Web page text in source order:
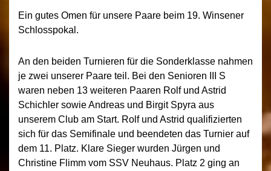
Ein gutes Omen für unsere Paare beim 19. Winsener
Schlosspokal.
An den beiden Turnieren für die Sonderklasse nahmen
je zwei unserer Paare teil. Bei den Senioren III S
waren neben 13 weiteren Paaren Rolf und Astrid
Schichler sowie Andreas und Birgit Spyra aus
unserem Club am Start. Rolf und Astrid qualifizierten
sich für das Semifinale und beendeten das Turnier auf
dem 11. Platz. Klare Sieger wurden Jürgen und
Christine Flimm vom SSV Neuhaus. Platz 2 ging an